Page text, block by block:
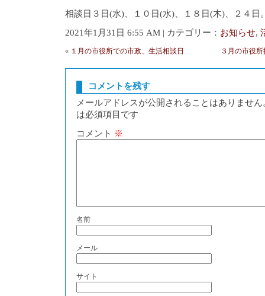
相談日３日(水)、１０日(水)、１８日(木)、２４日
2021年1月31日 6:55 AM | カテゴリー： お知らせ,
« １月の市役所での市政、生活相談日 ３月の市役
コメントを残す
メールアドレスが公開されることはありません
は必須項目です
コメント ※
名前
メール
サイト